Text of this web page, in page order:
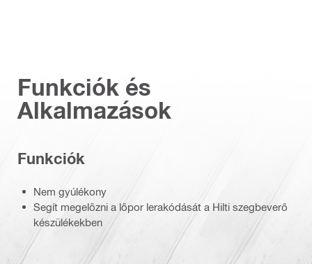
Funkciók és
Alkalmazások
Funkciók
Nem gyúlékony
Segít megelőzni a lőpor lerakódását a Hilti szegbeverő
készülékekben